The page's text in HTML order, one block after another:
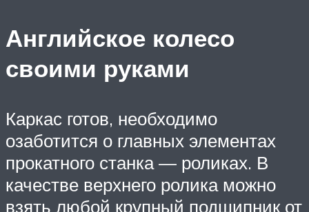
Английское колесо
своими руками
Каркас готов, необходимо
озаботится о главных элементах
прокатного станка — роликах. В
качестве верхнего ролика можно
взять любой крупный подшипник от